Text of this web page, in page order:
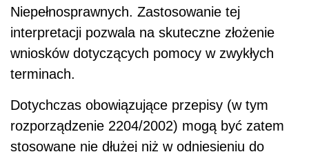
Niepełnosprawnych. Zastosowanie tej
interpretacji pozwala na skuteczne złożenie
wniosków dotyczących pomocy w zwykłych
terminach.
Dotychczas obowiązujące przepisy (w tym
rozporządzenie 2204/2002) mogą być zatem
stosowane nie dłużej niż w odniesieniu do